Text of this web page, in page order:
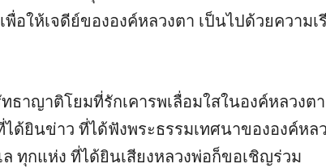
อให้เจดีย์ขององค์หลวงตา เป็นไปด้วยความเ
าญาติโยมที่รักเคารพเลื่อมใสในองค์หลวงต
ยินข่าว ที่ได้ฟังพระธรรมเทศนาขององค์หล
ทุกแห่ง ที่ได้ยินเสียงหลวงพ่อก็ขอเชิญร่วม